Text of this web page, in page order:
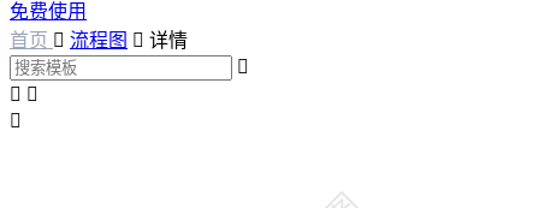
免费使用
首页  流程图  详情

 
